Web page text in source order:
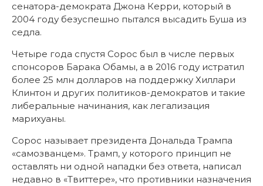
сенатора-демократа Джона Керри, который в
2004 году безуспешно пытался высадить Буша из
седла.
Четыре года спустя Сорос был в числе первых
спонсоров Барака Обамы, а в 2016 году истратил
более 25 млн долларов на поддержку Хиллари
Клинтон и других политиков-демократов и такие
либеральные начинания, как легализация
марихуаны.
Сорос называет президента Дональда Трампа
«самозванцем». Трамп, у которого принцип не
оставлять ни одной нападки без ответа, написал
недавно в «Твиттере», что противники назначения